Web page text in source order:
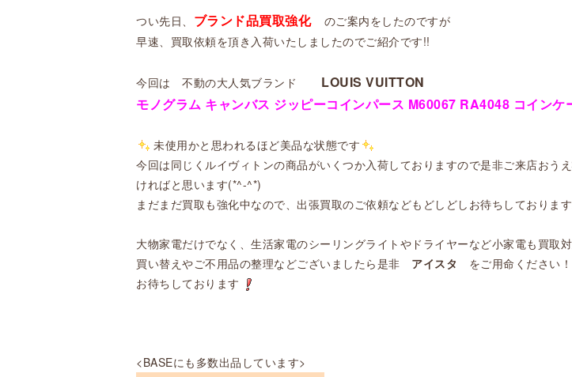
つい先日、 ブランド品買取強化 のご案内をしたのですが
早速、買取依頼を頂き入荷いたしましたのでご紹介です!!
今回は 不動の大人気ブランド
LOUIS VUITTON
モノグラム キャンバス ジッピーコインパース M60067 RA4048 コインケ
未使用かと思われるほど美品な状態です
今回は同じく ルイヴィトンの商品がいくつか入荷しておりますので是非ご来店おう
ければと思います(*^-^*)
まだまだ買取も強化中なので、出張買取のご依頼などもどしどしお待ちしておりま
大物家電だけでなく、生活家電のシーリングライトやドライヤーなど小家電も買取
買い替えやご不用品の整理などございましたら是非 アイスタ をご用命ください！
お待ちしております
<BASEにも多数出品しています>